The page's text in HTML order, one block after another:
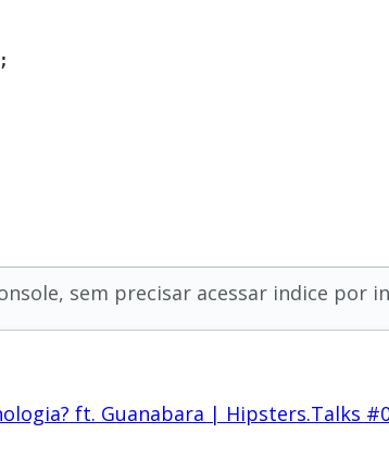
sem precisar acessar indice por
ft. Guanabara | Hipsters.Talks